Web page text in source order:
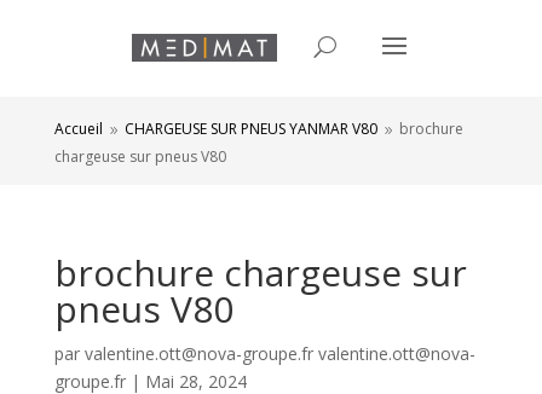
Accueil 9 CHARGEUSE SUR PNEUS YANMAR V80 9 brochure
chargeuse sur pneus V80
brochure chargeuse sur
pneus V80
par valentine.ott@nova-groupe.fr valentine.ott@nova-
groupe.fr| Mai 28, 2024